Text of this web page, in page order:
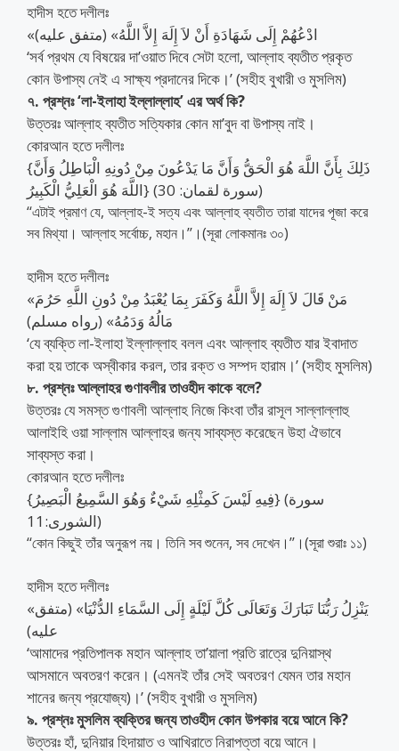
হাদীস হতে দলীলঃ
«ادْعُهُمْ إِلَى شَهَادَةِ أَنْ لاَ إِلَهَ إِلاَّ اللَّهُ» (متفق عليه)
‘সর্ব প্রথম যে বিষয়ের দা’ওয়াত দিবে সেটা হলো, আল্লাহ ব্যতীত প্রকৃত
কোন উপাস্য নেই এ সাক্ষ্য প্রদানের দিকে।’ (সহীহ বুখারী ও মুসলিম)
৭. প্রশ্নঃ ‘লা-ইলাহা ইল্লাল্লাহ’ এর অর্থ কি?
উত্তরঃ আল্লাহ ব্যতীত সত্যিকার কোন মা’বুদ বা উপাস্য নাই।
কোরআন হতে দলীলঃ
{ذَلِكَ بِأَنَّ اللَّهَ هُوَ الْحَقُّ وَأَنَّ مَا يَدْعُونَ مِنْ دُونِهِ الْبَاطِلُ وَأَنَّ
اللَّهَ هُوَ الْعَلِيُّ الْكَبِيرُ} (سورة لقمان: 30)
‘‘এটাই প্রমাণ যে, আল্লাহ-ই সত্য এবং আল্লাহ ব্যতীত তারা যাদের পূজা করে
সব মিথ্যা। আল্লাহ সর্বোচ্চ, মহান।’’।(সূরা লোকমানঃ ৩০)
হাদীস হতে দলীলঃ
«مَنْ قَالَ لاَ إِلَهَ إِلاَّ اللَّهُ وَكَفَرَ بِمَا يُعْبَدُ مِنْ دُونِ اللَّهِ حَرُمَ
مَالُهُ وَدَمُهُ» (رواه مسلم)
‘যে ব্যক্তি লা-ইলাহা ইল্লাল্লাহ বলল এবং আল্লাহ ব্যতীত যার ইবাদাত
করা হয় তাকে অস্বীকার করল, তার রক্ত ও সম্পদ হারাম।’ (সহীহ মুসলিম)
৮. প্রশ্নঃ আল্লাহর গুণাবলীর তাওহীদ কাকে বলে?
উত্তরঃ যে সমস্ত গুণাবলী আল্লাহ নিজে কিংবা তাঁর রাসূল সাল্লাল্লাহু
আলাইহি ওয়া সাল্লাম আল্লাহর জন্য সাব্যস্ত করেছেন উহা ঐভাবে
সাব্যস্ত করা।
কোরআন হতে দলীলঃ
{فِيهِ لَيْسَ كَمِثْلِهِ شَيْءٌ وَهُوَ السَّمِيعُ الْبَصِيرُ} (سورة
الشورى:11)
‘‘কোন কিছুই তাঁর অনুরূপ নয়। তিনি সব শুনেন, সব দেখেন।’’।(সূরা শুরাঃ ১১)
হাদীস হতে দলীলঃ
«يَنْزِلُ رَبُّنَا تَبَارَكَ وَتَعَالَى كُلَّ لَيْلَةٍ إِلَى السَّمَاءِ الدُّنْيَا» (متفق
عليه)
‘আমাদের প্রতিপালক মহান আল্লাহ তা’য়ালা প্রতি রাত্রে দুনিয়াস্থ
আসমানে অবতরণ করেন। (এমনই তাঁর সেই অবতরণ যেমন তার মহান
শানের জন্য প্রযোজ্য)।’ (সহীহ বুখারী ও মুসলিম)
৯. প্রশ্নঃ মুসলিম ব্যক্তির জন্য তাওহীদ কোন উপকার বয়ে আনে কি?
উত্তরঃ হাঁ, দুনিয়ার হিদায়াত ও আখিরাতে নিরাপত্তা বয়ে আনে।